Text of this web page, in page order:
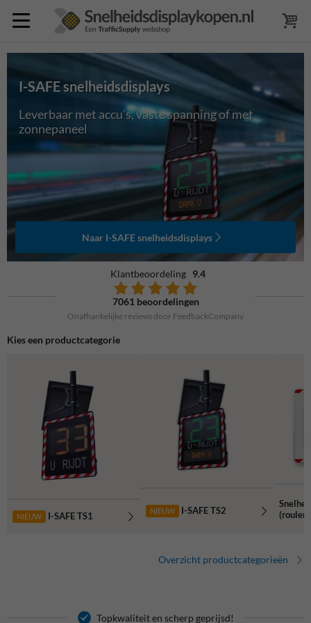
Leverbaar met accu's, vaste spanning of met
zonnepaneel
I-SAFE snelheidsdisplays
Naar I-SAFE snelheidsdisplays
Klantbeoordeling 9.4
7061 beoordelingen
Onafhankelijke reviews door FeedbackCompany
Kies een productcategorie
NIEUW I-SAFE TS1 NIEUW I-SAFE TS2
Overzicht productcategorieën
Topkwaliteit en scherp geprijsd!